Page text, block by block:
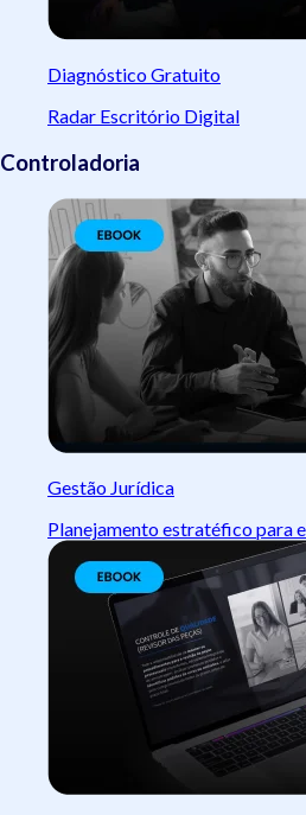
Diagnóstico Gratuito
Radar Escritório Digital
Controladoria
Gestão Jurídica
Planejamento estratéfico para